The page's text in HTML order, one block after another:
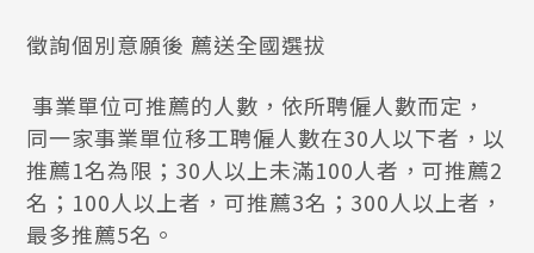
徵詢個別意願後 薦送全國選拔
事業單位可推薦的人數，依所聘僱人數而定，
同一家事業單位移工聘僱人數在30人以下者，以
推薦1名為限；30人以上未滿100人者，可推薦2
名；100人以上者，可推薦3名；300人以上者，
最多推薦5名。